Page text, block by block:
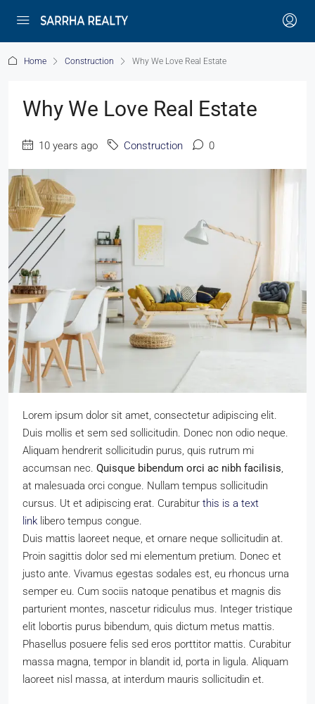
Home Construction Why We Love Real Estate
Why We Love Real Estate
10 years ago Construction 0
Lorem ipsum dolor sit amet, consectetur adipiscing elit.
Duis mollis et sem sed sollicitudin. Donec non odio neque.
Aliquam hendrerit sollicitudin purus, quis rutrum mi
accumsan nec. Quisque bibendum orci ac nibh facilisis,
at malesuada orci congue. Nullam tempus sollicitudin
cursus. Ut et adipiscing erat. Curabitur this is a text
link libero tempus congue.
Duis mattis laoreet neque, et ornare neque sollicitudin at.
Proin sagittis dolor sed mi elementum pretium. Donec et
justo ante. Vivamus egestas sodales est, eu rhoncus urna
semper eu. Cum sociis natoque penatibus et magnis dis
parturient montes, nascetur ridiculus mus. Integer tristique
elit lobortis purus bibendum, quis dictum metus mattis.
Phasellus posuere felis sed eros porttitor mattis. Curabitur
massa magna, tempor in blandit id, porta in ligula. Aliquam
laoreet nisl massa, at interdum mauris sollicitudin et.